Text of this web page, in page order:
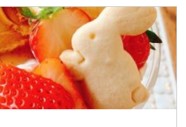
いのちょっとしたプレゼントにい